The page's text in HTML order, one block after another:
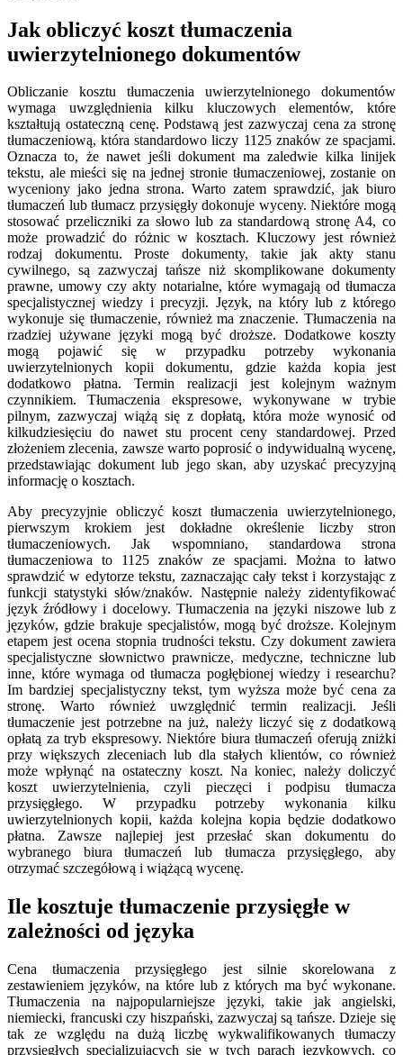
Jak obliczyć koszt tłumaczenia
uwierzytelnionego dokumentów
Obliczanie kosztu tłumaczenia uwierzytelnionego dokumentów
wymaga uwzględnienia kilku kluczowych elementów, które
kształtują ostateczną cenę. Podstawą jest zazwyczaj cena za stronę
tłumaczeniową, która standardowo liczy 1125 znaków ze spacjami.
Oznacza to, że nawet jeśli dokument ma zaledwie kilka linijek
tekstu, ale mieści się na jednej stronie tłumaczeniowej, zostanie on
wyceniony jako jedna strona. Warto zatem sprawdzić, jak biuro
tłumaczeń lub tłumacz przysięgły dokonuje wyceny. Niektóre mogą
stosować przeliczniki za słowo lub za standardową stronę A4, co
może prowadzić do różnic w kosztach. Kluczowy jest również
rodzaj dokumentu. Proste dokumenty, takie jak akty stanu
cywilnego, są zazwyczaj tańsze niż skomplikowane dokumenty
prawne, umowy czy akty notarialne, które wymagają od tłumacza
specjalistycznej wiedzy i precyzji. Język, na który lub z którego
wykonuje się tłumaczenie, również ma znaczenie. Tłumaczenia na
rzadziej używane języki mogą być droższe. Dodatkowe koszty
mogą pojawić się w przypadku potrzeby wykonania
uwierzytelnionych kopii dokumentu, gdzie każda kopia jest
dodatkowo płatna. Termin realizacji jest kolejnym ważnym
czynnikiem. Tłumaczenia ekspresowe, wykonywane w trybie
pilnym, zazwyczaj wiążą się z dopłatą, która może wynosić od
kilkudziesięciu do nawet stu procent ceny standardowej. Przed
złożeniem zlecenia, zawsze warto poprosić o indywidualną wycenę,
przedstawiając dokument lub jego skan, aby uzyskać precyzyjną
informację o kosztach.
Aby precyzyjnie obliczyć koszt tłumaczenia uwierzytelnionego,
pierwszym krokiem jest dokładne określenie liczby stron
tłumaczeniowych. Jak wspomniano, standardowa strona
tłumaczeniowa to 1125 znaków ze spacjami. Można to łatwo
sprawdzić w edytorze tekstu, zaznaczając cały tekst i korzystając z
funkcji statystyki słów/znaków. Następnie należy zidentyfikować
język źródłowy i docelowy. Tłumaczenia na języki niszowe lub z
języków, gdzie brakuje specjalistów, mogą być droższe. Kolejnym
etapem jest ocena stopnia trudności tekstu. Czy dokument zawiera
specjalistyczne słownictwo prawnicze, medyczne, techniczne lub
inne, które wymaga od tłumacza pogłębionej wiedzy i researchu?
Im bardziej specjalistyczny tekst, tym wyższa może być cena za
stronę. Warto również uwzględnić termin realizacji. Jeśli
tłumaczenie jest potrzebne na już, należy liczyć się z dodatkową
opłatą za tryb ekspresowy. Niektóre biura tłumaczeń oferują zniżki
przy większych zleceniach lub dla stałych klientów, co również
może wpłynąć na ostateczny koszt. Na koniec, należy doliczyć
koszt uwierzytelnienia, czyli pieczęci i podpisu tłumacza
przysięgłego. W przypadku potrzeby wykonania kilku
uwierzytelnionych kopii, każda kolejna kopia będzie dodatkowo
płatna. Zawsze najlepiej jest przesłać skan dokumentu do
wybranego biura tłumaczeń lub tłumacza przysięgłego, aby
otrzymać szczegółową i wiążącą wycenę.
Ile kosztuje tłumaczenie przysięgłe w
zależności od języka
Cena tłumaczenia przysięgłego jest silnie skorelowana z
zestawieniem języków, na które lub z których ma być wykonane.
Tłumaczenia na najpopularniejsze języki, takie jak angielski,
niemiecki, francuski czy hiszpański, zazwyczaj są tańsze. Dzieje się
tak ze względu na dużą liczbę wykwalifikowanych tłumaczy
przysięgłych specjalizujących się w tych parach językowych, co